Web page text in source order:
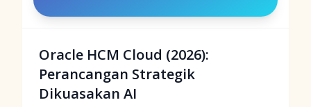
Oracle HCM Cloud (2026):
Perancangan Strategik
Dikuasakan AI